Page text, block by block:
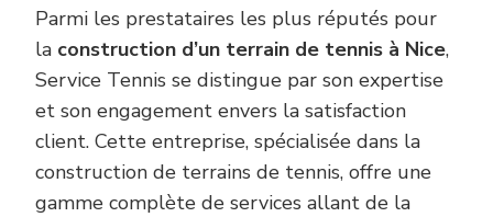
Parmi les prestataires les plus réputés pour
la construction d’un terrain de tennis à Nice,
Service Tennis se distingue par son expertise
et son engagement envers la satisfaction
client. Cette entreprise, spécialisée dans la
construction de terrains de tennis, offre une
gamme complète de services allant de la